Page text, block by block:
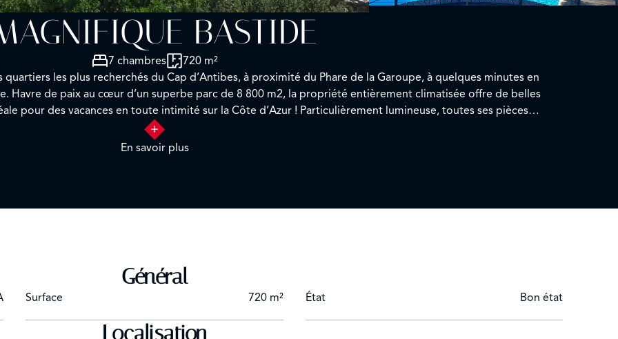
BASTIDE
7 chambres
720 m²
les plus recherchés du Cap d’Antibes, à proximité du Phare de la Garoupe, à quelques minutes en
Havre de paix au cœur d’un superbe parc de 8 800 m2, la propriété entièrement climatisée offre de belles
pour des vacances en toute intimité sur la Côte d’Azur ! Particulièrement lumineuse, toutes ses pièces
de bains ensuite / WC
En savoir plus
Général
Surface 720 m² État Bon état
Localisation